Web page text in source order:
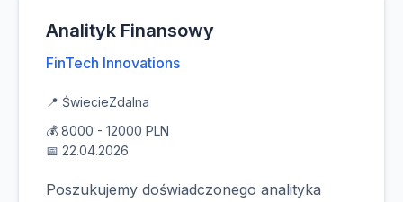
Analityk Finansowy
FinTech Innovations
📍 ŚwiecieZdalna
💰 8000 - 12000 PLN
📅 22.04.2026
Poszukujemy doświadczonego analityka